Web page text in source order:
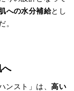
への水分補給とし
。
へ
ンスト」は、高い